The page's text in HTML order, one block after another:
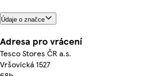
Údaje o značce
Adresa pro vrácení
Tesco Stores ČR a.s.
Vršovická 1527